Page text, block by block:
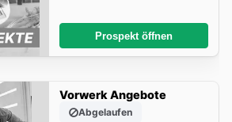
Prospekt öffnen
Vorwerk Angebote
Abgelaufen